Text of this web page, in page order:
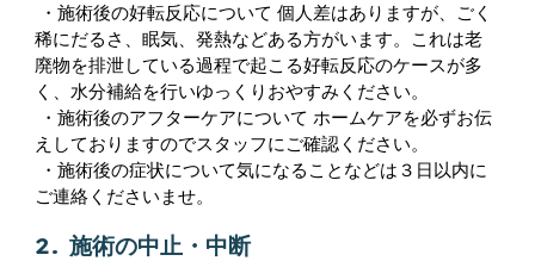
・施術後の好転反応について 個人差はありますが、ごく
稀にだるさ、眠気、発熱などある方がいます。これは老
廃物を排泄している過程で起こる好転反応のケースが多
く、水分補給を行いゆっくりおやすみください。
・施術後のアフターケアについて ホームケアを必ずお伝
えしておりますのでスタッフにご確認ください。
・施術後の症状について気になることなどは３日以内に
ご連絡くださいませ。
2. 施術の中止・中断